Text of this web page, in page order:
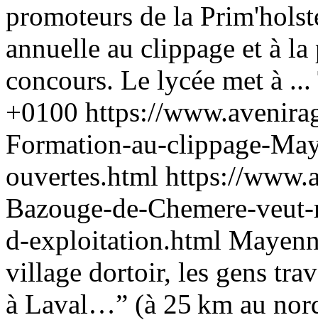
promoteurs de la
annuelle au clippage et à
concours. Le lycée met à ...
+0100 https://
Formation-au-clippage-
ouvertes.html https://
Bazouge-de-Chemere-
d-exploitation.html
village dortoir, les gens
à Laval…” (à 25 km au